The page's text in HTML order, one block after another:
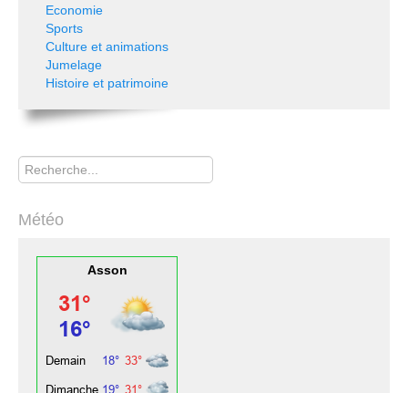
Economie
Sports
Culture et animations
Jumelage
Histoire et patrimoine
Rechercher
Météo
Asson